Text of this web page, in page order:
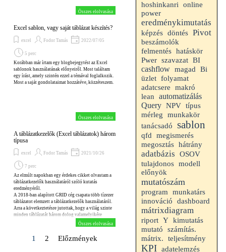
Összes elolvasása
Excel sablon, vagy saját táblázat készítés?
excel Fodor Tamás 2022/07/05
5 perc
Korábban már írtam egy blogbejegytést az Excel
sablonok használatának előnyeiről. Most találtam
egy írást, amely szintén ezzel a témával foglalkozik.
Most a saját gondolataimat hozzátéve, közzéteszem.
Összes elolvasása
A táblázatkezelők (Excel táblázatok) három
típusa
excel Fodor Tamás 2021/10/26
7 perc
Az elmúlt napokban egy érdekes cikket olvastam a
táblázatkezelők használatáról szóló kutatás
eredményéről.
A 2018-ban alapított GRID cég csapata több tízezer
táblázatot elemzett a táblázatkezelők használatáról.
Arra a következtetésre jutottak, hogy a világ szinte
minden táblázatát három dolog valamelyikére
Összes elolvasása
Jelenlegi oldal:
1 Ugrás az oldalra:
2 Előzmények
hoshinkanri
online
power
eredménykimutatás
képzés döntés Pivot
beszámolók
felmentés hatáskör
Pwer szavazat BI
cashflow magad
Bi
üzlet folyamat
adatcsere makró
lean
automatizálás
Query NPV típus
mérleg
munkakör
tanácsadó
sablon
qfd
megismerés
megosztás hátrány
adatbázis
OSOV
tulajdonos modell
előnyök
mutatószám
program munkatárs
innováció dashboard
mátrixdiagram
riport Y kimutatás
mutató
számítás.
mátrix.
teljesítmény
KPI adatelemzés